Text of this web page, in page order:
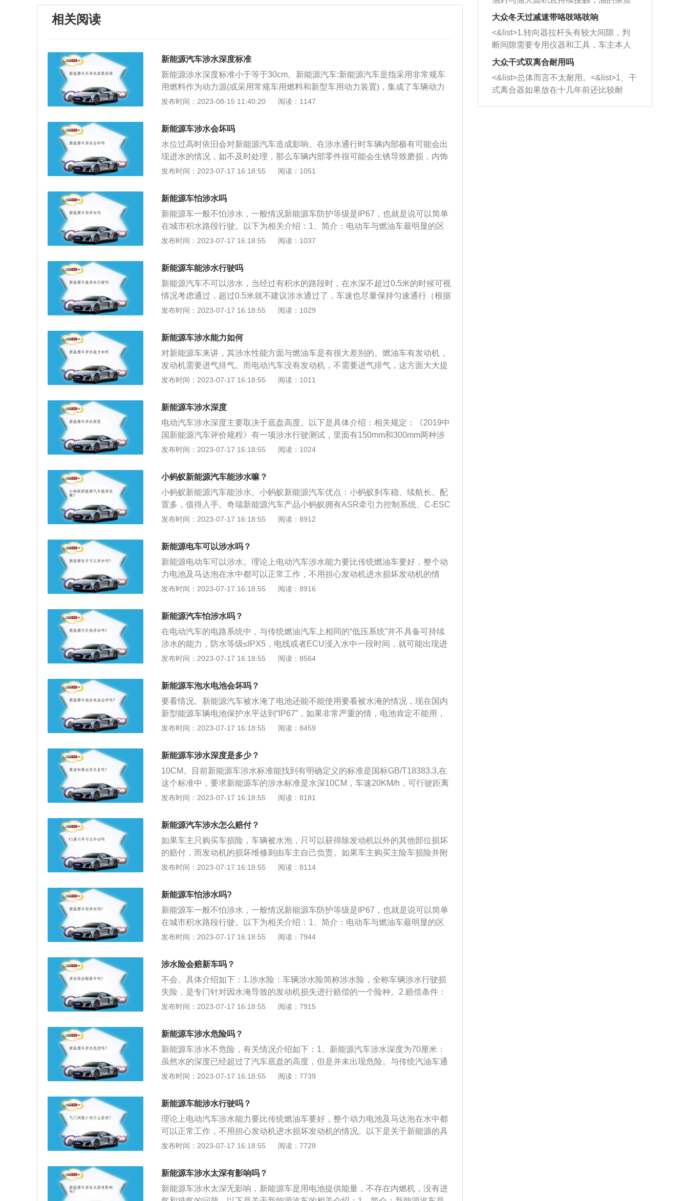
相关阅读
新能源汽车涉水深度标准
新能源涉水深度标准小于等于30cm。新能源汽车:新能源汽车是指采用非常规车
用燃料作为动力源(或采用常规车用燃料和新型车用动力装置)，集成了车辆动力
控制和驱动等先进技术，具有先进技术原理、新技术和新结构的汽车。新能源汽
动机汽车等。电源:从全球新能源汽车的发展来看，其电源主要有锂离子电池、镍
氢电池、铅酸电池和超级电容器，其中超级电容器多为辅助电源形式。主要原因
是这些电池技术还没有完全成熟或者有明显的缺点。与传统汽车相比，在成本、
动力、续航里程等方面存在诸多差距，这也是制约新能源汽车发展的重要原因。
发布时间：2023-08-15 11:40:20 阅读：1147
新能源车涉水会坏吗
水位过高时依旧会对新能源汽车造成影响。在涉水通行时车辆内部极有可能会出
现进水的情况，如不及时处理，那么车辆内部零件很可能会生锈导致磨损，内饰
也会因为潮湿进而产生难以除净的异味。新能源汽车是指采用非常规的车用燃料
动力控制和驱动方面的先进技术，形成的技术原理先进、具有新技术、新结构的
汽车。新能源汽车包括四大类型混合动力电动汽车（HEV）、纯电动汽车（BE
V，包括太阳能汽车）、燃料电池电动汽车（FCEV）、其他新能源（如超级电容
器、飞轮等高效储能器）汽车等。非常规的车用燃料指除汽油、柴油之外的燃
料。新能源与燃油对比：1、节约燃油能源：一般用天然气、石油气、氢气、电
染。氢能源汽车尾气是水，对环境没有污染。基本属于零排放，在限号范围外。
3、效率高：一般新能源汽车采用新技术，新结构，效率更高。4、噪声低：燃油
汽车发动机噪音是行驶过程中主要噪声来源，新能源汽车加速时绝不会像燃油机
发布时间：2023-07-17 16:18:55 阅读：1051
新能源车怕涉水吗
新能源车一般不怕涉水，一般情况新能源车防护等级是IP67，也就是说可以简单
在城市积水路段行驶。以下为相关介绍：1、简介：电动车与燃油车最明显的区
别就是供能模式，新能源车是用电池提供能量，不需要靠空气参与，也不存在内
就算泡在水里也不会有危险，国家质检总局发布的《电动汽车用动力蓄电池安全
要求及试验方法》中，就明确指出了安全指标及试验方法。具体检验要求为：单
体海水浸泡，电池满充，浸入3.5%的NaCL溶液2小时，溶液整体浸没电池，观察
1小时；模组海水浸泡，模组满充，浸入3.5%的NaCL盐水2小时，溶液整体浸没
模组，观察1小时。如果水位太深对车辆还是会有一定影响，一般情况下电动车
对汽车金属部件，和座椅还是有伤害的，所以日常停车要避免车辆浸泡在水中，
如果发现充电站的充电桩，被暴雨淹没请不要贸然靠近充电桩，万一电线有破损
还是很危险的。在电动汽车的电路系统中，与传统燃油汽车上相同的“低压系
间，就可能出现进水情况，引起低压电路的短路。以ECU（行车电脑）进水为
发布时间：2023-07-17 16:18:55 阅读：1037
新能源车能涉水行驶吗
新能源汽车不可以涉水，当经过有积水的路段时，在水深不超过0.5米的时候可视
情况考虑通过，超过0.5米就不建议涉水通过了，车速也尽量保持匀速通行（根据
车友实测）。由于新能源车没有排气，所以涉水能力要比燃油车好一点，水位最
桩头，新能源车泡水之后除了检查电池之外，还应该检查插头等连接处。新能源
车辆涉水后，底盘部分，刹车、半轴、轴承座、连杆被水泡过会生锈；进防尘套
里面的泥沙水会变质，开起来咯咯响；水里面的泥沙甚至会黏附在运转的部件上
造成磨损；位于下摆臂的车身高度传感器失效，大灯自动调节高度失灵；轴承座
上的轮速传感器失效等情况发生。
发布时间：2023-07-17 16:18:55 阅读：1029
新能源车涉水能力如何
对新能源车来讲，其涉水性能方面与燃油车是有很大差别的。燃油车有发动机，
发动机需要进气排气。而电动汽车没有发动机，不需要进气排气，这方面大大提
升了涉水能力。同时，由于电动汽车的动力电池重量比较大，车辆重心低，这意
车强很多。对于电动汽车来讲，我们考虑涉水能力主要是考虑其电气系统，因为
与燃油车相比，电动汽车有高压，其高压电气设备、线路方面的防水与燃油车是
有比较大的差别的。从原理的角度来看，电动汽车涉水主要的影响因素是动力电
池、高压系统、低压系统和线束。通过对原理的分析，我们可以得到下面几个基
本结论。1、在涉水的时候，动力电池系统是相对安全的，出现问题的可能性非
中，即使进入了高压系统也会有保护迅速的切断整车的高压电源；3、低压系统
与燃油车类似，在水深到一定程度的时候可能受到影响。低压系统有可能影响车
辆功能，例如影响车辆的控制出现无法开门、开窗，导致车内成员被困等；4、
辆会不断老化，密封件密封性能会降低，总体的涉水能力是降低的；注意事项：
开。有一些文章认为电动汽车在水深40厘米的情况下可以正常行驶，但是个人不
建议做这种尝试；2.结合国家标准及部分地方标准，可以认为合格的电动汽车在
暴雨或者说是30厘米以下深度的积水涉水时是安全的。但是在涉水过程中要注意
行车速度，速度不宜过快，也不宜急加速减速，防止产生大的浪涌；3.对深浅不
关闭高压系统。此时，绝对不要重新启动车辆，应尽快离开车辆到安全的地方等
待专业救援人员；5.整车泡水以后，千万不要重新上电启动车辆，因为此时车辆
的绝缘情况难以评估。这种情况要交专业人员检测整车的绝缘性能及车身电气情
况之后再做处理。
发布时间：2023-07-17 16:18:55 阅读：1011
新能源车涉水深度
电动汽车涉水深度主要取决于底盘高度。以下是具体介绍：相关规定：《2019中
国新能源汽车评价规程》有一项涉水行驶测试，里面有150mm和300mm两种涉
水高度可以选择，对于轿车来说，150mm的水深刚好淹过底盘，对于SUV来说，
到底盘就是最大的涉水深度，所以新能源汽车暴雨天能开，并且新能源车的涉水
能力要比燃油车强。水位到达底盘已经是极限，当水位高于底盘来到车门的下方
缝隙，水就会进入到车内。电动汽车涉水深度在30cm以下。当水深为轮胎的三分
之一高度时，可以放心通过，只要操作正确，不会造成不必要的损失。当水深超
过轮胎一半高度时，就要小心，因为这种情况下容易造成车内进水。如果涉水深
车防水标准都已经做到了IP67级别，正常情况下，能达到这个级别的电动汽车在
积水一米的的路面上停车长达半个小时也不会进水。IP67级别已经是现在民用的
最高等级，像现在手机、电脑一般都通用的都是IP67级别防水，代表着在正常情
发布时间：2023-07-17 16:18:55 阅读：1024
小蚂蚁新能源汽车能涉水嘛？
小蚂蚁新能源汽车能涉水。小蚂蚁新能源汽车优点：小蚂蚁刹车稳、续航长、配
置多，值得入手。奇瑞新能源汽车产品小蚂蚁拥有ASR牵引力控制系统、C-ESC
车身电子稳定系统、低速行驶行人提醒、TPMS胎压监测系统、车窗自动落锁等
用注意问题：充电之前，要先检查充电枪、充电座绝缘体、插针及插孔内是否有
发布时间：2023-07-17 16:18:55 阅读：8912
新能源电车可以涉水吗？
新能源电动车可以涉水。理论上电动汽车涉水能力要比传统燃油车要好，整个动
力电池及马达泡在水中都可以正常工作，不用担心发动机进水损坏发动机的情
况。新能源汽车的含义：新能源汽车是指采用非常规的车用燃料作为动力来源的
技术、新结构的汽车。新能源汽车的类型：新能源汽车包括纯电动汽车、增程式
电动汽车、混合动力汽车、燃料电池电动汽车、氢发动机汽车等。
发布时间：2023-07-17 16:18:55 阅读：8916
新能源汽车怕涉水吗？
在电动汽车的电路系统中，与传统燃油汽车上相同的“低压系统”并不具备可持续
涉水的能力，防水等级≤IPX5，电线或者ECU浸入水中一段时间，就可能出现进
水情况，引起低压电路的短路。以ECU（行车电脑）进水为例，虽然低压系统进
7防护等级：电动汽车一般都会有IP67防护等级，整车和B级高压零部件就必须要
水能力；IP防护等级：所谓的IP防护等级，后面的两个数字解释：第1个是固态防
护等级，范围是0-6，分别表示对从大颗粒异物到灰尘的防护；第2个是液态防护
等级，范围是0-8，分别表示对从垂直水滴到水底压力情况下的防护，数字越大表
发布时间：2023-07-17 16:18:55 阅读：8564
新能源车泡水电池会坏吗？
要看情况。新能源汽车被水淹了电池还能不能使用要看被水淹的情况，现在国内
新型能源车辆电池保护水平达到“IP67”，如果非常严重的情，电池肯定不能用，
如果只是刚挨到，没有浸水则可以继续使用。以下是新能源汽车的好处：节约燃
油能源。减少废气排放：新能源汽车没有废气排放，能有效地保护环境。电动汽
车不产生尾气，没有污染。氢能源汽车尾气是水，对环境没有污染。因为基本属
于零排放，所以也在限号范围外。效率高：一般新能源汽车采用的是新技术，新
结构，使它的效率更高。
发布时间：2023-07-17 16:18:55 阅读：8459
新能源车涉水深度是多少？
10CM。目前新能源车涉水标准能找到有明确定义的标准是国标GB/T18383.3,在
这个标准中，要求新能源车的涉水标准是水深10CM，车速20KM/h，可行驶距离
500m，涉水时间为1.5min。如下是相关资料： 涉水试验标准： 其实地方也有新
2012标准，该标准要求模拟车辆行驶中的涉水环境，纯电动汽车水深15厘米，以
30km/h以上的速度行驶，涉水总时间为10分钟。然后在30厘米的水深中，以大于
等于5km/h的速度进行前进、后退行驶，涉水总时间10分钟。通过这个测试，可
以进一步确保新能源汽车具有足够的安全行驶能力。另外北京也有定义电动汽车
的地方标准，其的涉水规定是20CM。 试验方法： 此外根据国家质检总局发布的
动力电池和模组的安全指标及试验方法。其中该试验有方法要求，含盐海水容易
腐蚀产品，电芯产品在满充电状态下浸泡3.5%的NaCL(氯化钠、模拟海水)溶液2
小时，电池无起火、爆炸等现象。
发布时间：2023-07-17 16:18:55 阅读：8181
新能源汽车涉水怎么赔付？
如果车主只购买车损险，车辆被水泡，只可以获得除发动机以外的其他部位损坏
的赔付，而发动机的损坏维修则由车主自己负责。如果车主购买主险车损险并附
加购买涉水险，车被水泡而造成的包括发动机在内的损失都能获得保险公司的赔
坏或者灌胶的痕迹。然后用钥匙开启每个车门，看看门锁是不是为同一组，能否
轻松地转动每一个车门锁。应注意，如果转动很费力，甚至快要拧断钥匙时才能
打开，都有可能是因为泡水，导致中控马达生锈导致工作不良。2、发动机舱：
检查发动机舱内的照明灯和信号灯组的固定脚架是否断裂或松脱。检查电线接头
及插座，如果内有大量泥沙或附着有锈斑，表明可能为泡水车。
发布时间：2023-07-17 16:18:55 阅读：8114
新能源车怕涉水吗?
新能源车一般不怕涉水，一般情况新能源车防护等级是IP67，也就是说可以简单
在城市积水路段行驶。以下为相关介绍：1、简介：电动车与燃油车最明显的区
别就是供能模式，新能源车是用电池提供能量，不需要靠空气参与，也不存在内
就算泡在水里也不会有危险，国家质检总局发布的《电动汽车用动力蓄电池安全
要求及试验方法》中，就明确指出了安全指标及试验方法。具体检验要求为：单
体海水浸泡，电池满充，浸入3.5%的NaCL溶液2小时，溶液整体浸没电池，观察
1小时；模组海水浸泡，模组满充，浸入3.5%的NaCL盐水2小时，溶液整体浸没
模组，观察1小时。
发布时间：2023-07-17 16:18:55 阅读：7944
涉水险会赔新车吗？
不会。具体介绍如下：1.涉水险：车辆涉水险简称涉水险，全称车辆涉水行驶损
失险，是专门针对因水淹导致的发动机损失进行赔偿的一个险种。2.赔偿条件：
保险车辆在积水路面涉水行驶或被水淹后致使发动机损坏，可给予赔偿。扩展资
保险机动车的发动机损坏，保险人按照保险合同约定负责赔偿。（1）遭受暴
雨、洪水时：保险机动车被水淹及排气筒或进气管，驾驶人继续启动机动车或利
用惯性启动机动车。（2）遭受暴雨、洪水后：未经必要处理而启动机动车。
发布时间：2023-07-17 16:18:55 阅读：7915
新能源车涉水危险吗？
新能源车涉水不危险，有关情况介绍如下：1、新能源汽车涉水深度为70厘米：
虽然水的深度已经超过了汽车底盘的高度，但是并未出现危险。与传统汽油车通
过涉水路段时候常用的“慢进稳出”策略稍有不同的是，电动汽车涉水时反而采用
进入到进气口导致发动机损坏，而电动汽车的动力装置全都封闭运转。2、电动
汽车防水措施：而对于电动汽车来讲，由于不存在内燃机，不用担心进气和排气
的问题，所以其涉水能力要远远高于燃油汽车，一般可以在水深40厘米的情况下
正常行驶。电动汽车的发动机舱内布局规整，核心部件如电控、电机等都有充分
的保护措施。电动机全封闭，无需跟外界连通。而且一般为了保证安全，电动汽
以防止飞溅、喷射等影响；IPX7代表防浸型设计，即使浸在1米深的水中半小时
也不会进入内部。
发布时间：2023-07-17 16:18:55 阅读：7739
新能源车能涉水行驶吗？
理论上电动汽车涉水能力要比传统燃油车要好，整个动力电池及马达泡在水中都
可以正常工作，不用担心发动机进水损坏发动机的情况。以下是关于新能源的具
体介绍：1、含义：新能源汽车是指采用非常规的车用燃料作为动力来源的车，
术、新结构的汽车。2、类型：新能源汽车包括纯电动汽车、增程式电动汽车、
混合动力汽车、燃料电池电动汽车、氢发动机汽车等。
发布时间：2023-07-17 16:18:55 阅读：7728
新能源车涉水太深有影响吗？
新能源车涉水太深无影响，新能源车是用电池提供能量，不存在内燃机，没有进
洗剂对堵塞的情况得到解决，将清洗剂
放在燃油箱中，与燃油混合后，车辆启
动时，就可以和汽油一起进入到燃烧
室，最后形成废气排出，就可以让三元
催化器得到清洗，排气管堵塞的情况就
能够得到解决。
圈数。 <&list>3、最后强调要反复练
习，这样就可以形成肌肉记忆，在真实
驾驶车辆时，不需要记忆也能打好方
向。
和发动机内持续温度变化使其密封效果
逐渐减弱，导致渗油或漏油。<&list>2、
活塞间隙过大：积碳会使活塞环与缸体
的间隙扩大，导致机油流入燃烧室中，
造成烧机油。<&list>3、机油粘度。使用
机油粘度过小的话，同样会有烧机油现
象，机油粘度过小具有很好的流动性，
大众冬天过减速带咯吱咯吱响
<&list>1.转向器拉杆头有较大间隙，判
断间隙需要专用仪器和工具，车主本人
无法制作，需要将车辆送到修理厂或4s
店；<&list>2.车辆半轴套管防尘罩破
裂，破裂后会出现漏油现象，使半轴磨
损严重，磨损的半轴容易损坏，产生异
响；<&list>3.稳定器的转向胶套和球头
大众干式双离合耐用吗
<&list>总体而言不太耐用。<&list>1、干
式离合器如果放在十几年前还比较耐